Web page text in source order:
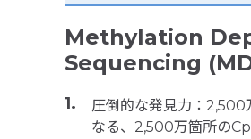
Methylation
Sequencing
圧倒的な発見力：
なる、2,500万箇所の